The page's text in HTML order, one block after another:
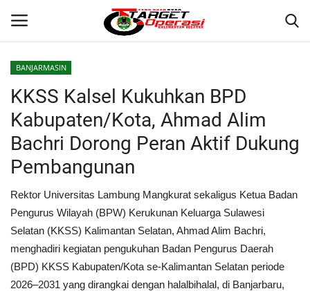
Home
Contact
BANJARMASIN
KRIMINAL
HUKUM
BANJARMASIN
KKSS Kalsel Kukuhkan BPD
Kabupaten/Kota, Ahmad Alim
Bachri Dorong Peran Aktif Dukung
Pembangunan
Rektor Universitas Lambung Mangkurat sekaligus Ketua Badan
Pengurus Wilayah (BPW) Kerukunan Keluarga Sulawesi
Selatan (KKSS) Kalimantan Selatan, Ahmad Alim Bachri,
menghadiri kegiatan pengukuhan Badan Pengurus Daerah
(BPD) KKSS Kabupaten/Kota se-Kalimantan Selatan periode
2026–2031 yang dirangkai dengan halalbihalal, di Banjarbaru,